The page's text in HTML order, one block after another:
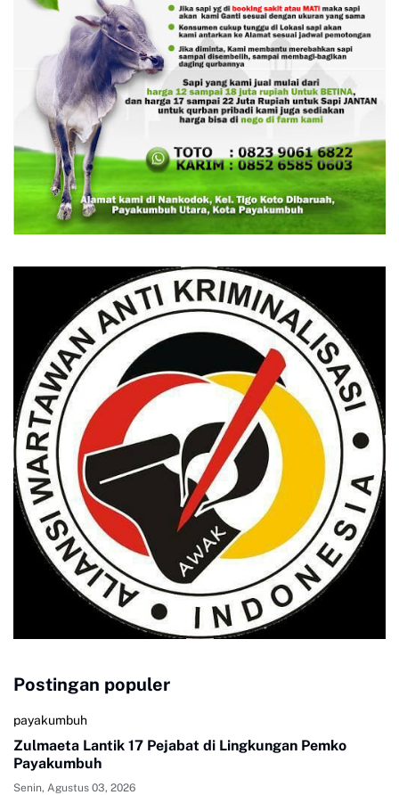
Postingan populer
payakumbuh
Zulmaeta Lantik 17 Pejabat di Lingkungan Pemko
Payakumbuh
Senin, Agustus 03, 2026